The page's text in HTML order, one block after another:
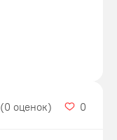
(0 оценок) 0